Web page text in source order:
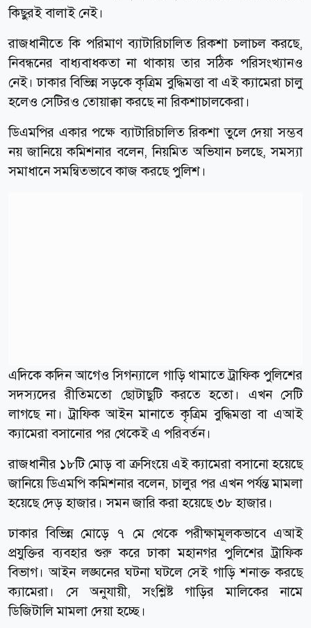
কিছুরই বালাই নেই।
রাজধানীতে কি পরিমাণ ব্যাটারিচালিত রিকশা চলাচল করছে,
নিবন্ধনের বাধ্যবাধকতা না থাকায় তার সঠিক পরিসংখ্যানও
নেই। ঢাকার বিভিন্ন সড়কে কৃত্রিম বুদ্ধিমত্তা বা এই ক্যামেরা চালু
হলেও সেটিরও তোয়াক্কা করছে না রিকশাচালকেরা।
ডিএমপির একার পক্ষে ব্যাটারিচালিত রিকশা তুলে দেয়া সম্ভব
নয় জানিয়ে কমিশনার বলেন, নিয়মিত অভিযান চলছে, সমস্যা
সমাধানে সমন্বিতভাবে কাজ করছে পুলিশ।
এদিকে কদিন আগেও সিগন্যালে গাড়ি থামাতে ট্রাফিক পুলিশের
সদস্যদের রীতিমতো ছোটাছুটি করতে হতো। এখন সেটি
লাগছে না। ট্রাফিক আইন মানাতে কৃত্রিম বুদ্ধিমত্তা বা এআই
ক্যামেরা বসানোর পর থেকেই এ পরিবর্তন।
রাজধানীর ১৮টি মোড় বা ক্রসিংয়ে এই ক্যামেরা বসানো হয়েছে
জানিয়ে ডিএমপি কমিশনার বলেন, চালুর পর এখন পর্যন্ত মামলা
হয়েছে দেড় হাজার। সমন জারি করা হয়েছে ৩৮ হাজার।
ঢাকার বিভিন্ন মোড়ে ৭ মে থেকে পরীক্ষামূলকভাবে এআই
প্রযুক্তির ব্যবহার শুরু করে ঢাকা মহানগর পুলিশের ট্রাফিক
বিভাগ। আইন লঙ্ঘনের ঘটনা ঘটলে সেই গাড়ি শনাক্ত করছে
ক্যামেরা। সে অনুযায়ী, সংশ্লিষ্ট গাড়ির মালিকের নামে
ডিজিটালি মামলা দেয়া হচ্ছে।